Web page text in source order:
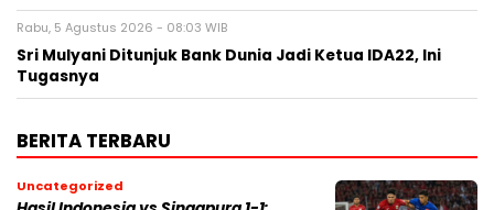
Rabu, 5 Agustus 2026 - 08:03 WIB
Sri Mulyani Ditunjuk Bank Dunia Jadi Ketua IDA22, Ini
Tugasnya
BERITA TERBARU
Uncategorized